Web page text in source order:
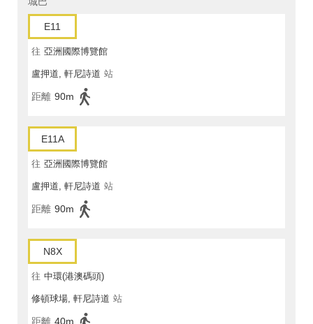
E11
往 亞洲國際博覽館
盧押道, 軒尼詩道 站
距離 90m
E11A
往 亞洲國際博覽館
盧押道, 軒尼詩道 站
距離 90m
N8X
往 中環(港澳碼頭)
修頓球場, 軒尼詩道 站
距離 40m